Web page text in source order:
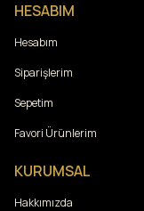
HESABIM
Hesabım
Siparişlerim
Sepetim
Favori Ürünlerim
KURUMSAL
Hakkımızda